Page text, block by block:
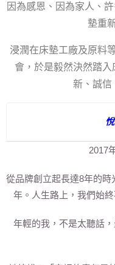
因為感恩、因為家人、
墊重
浸潤在床墊工廠及原料
會，於是毅然決然踏
新、誠信
2017
從品牌創立起長達8年的
年。 人生路上，我們始
年輕的我，不是太聽話